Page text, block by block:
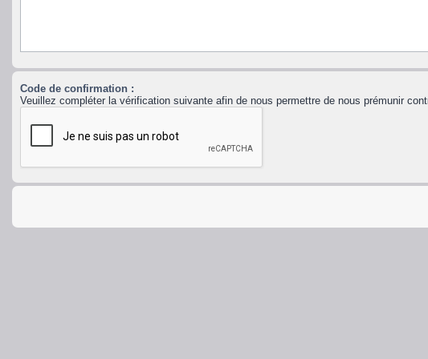
Code de confirmation :
Veuillez compléter la vérification suivante afin de nous permettre de nous prémunir